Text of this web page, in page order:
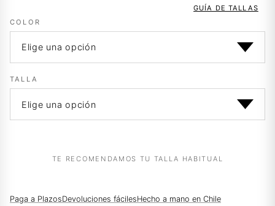
$64.990.$38.990.
GUÍA DE TALLAS
COLOR
TALLA
TE RECOMENDAMOS TU TALLA HABITUAL
Paga a PlazosDevoluciones fácilesHecho a mano en Chile